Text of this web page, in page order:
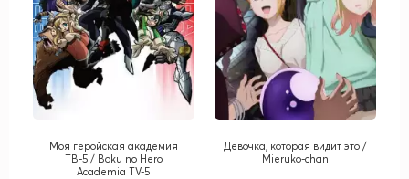
Моя геройская академия
ТВ-5 / Boku no Hero
Academia TV-5
Девочка, которая видит это /
Mieruko-chan